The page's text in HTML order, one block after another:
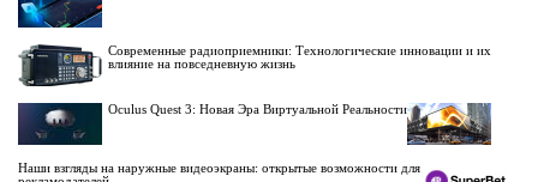
Современные радиоприемники: Технологические инновации и их
влияние на повседневную жизнь
Oculus Quest 3: Новая Эра Виртуальной Реальности
Наши взгляды на наружные видеоэкраны: открытые возможности для